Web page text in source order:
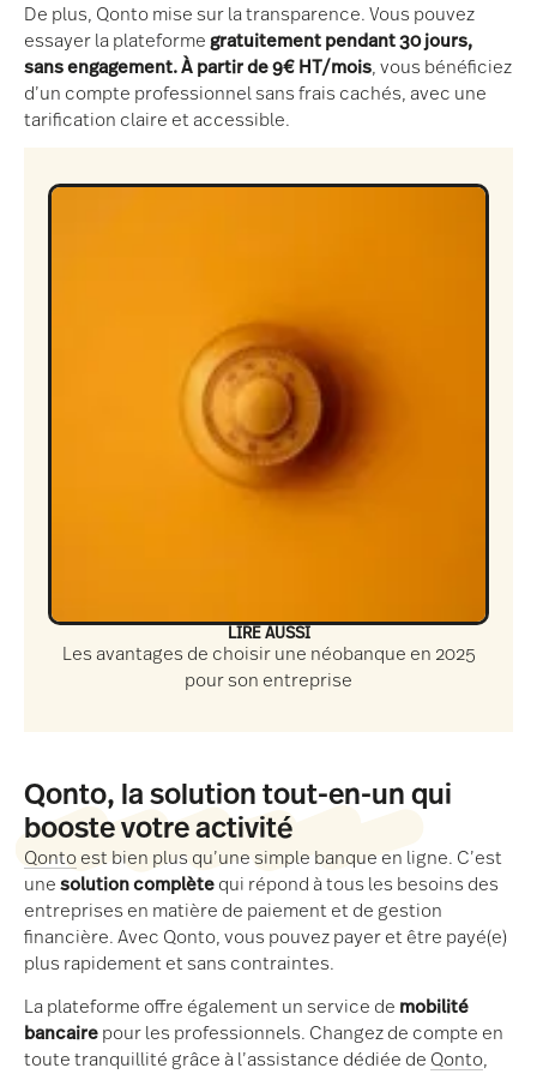
De plus, Qonto mise sur la transparence. Vous pouvez
essayer la plateforme gratuitement pendant 30 jours,
sans engagement. À partir de 9€ HT/mois, vous bénéficiez
d’un compte professionnel sans frais cachés, avec une
tarification claire et accessible.
LIRE AUSSI
Les avantages de choisir une néobanque en 2025
pour son entreprise
Qonto, la solution tout-en-un qui
booste votre activité
Qonto est bien plus qu’une simple banque en ligne. C’est
une solution complète qui répond à tous les besoins des
entreprises en matière de paiement et de gestion
financière. Avec Qonto, vous pouvez payer et être payé(e)
plus rapidement et sans contraintes.
La plateforme offre également un service de mobilité
bancaire pour les professionnels. Changez de compte en
toute tranquillité grâce à l’assistance dédiée de Qonto,